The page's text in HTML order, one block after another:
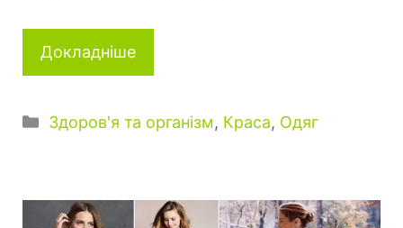
Докладніше
Категорії
Здоров'я та організм, Краса, Одяг